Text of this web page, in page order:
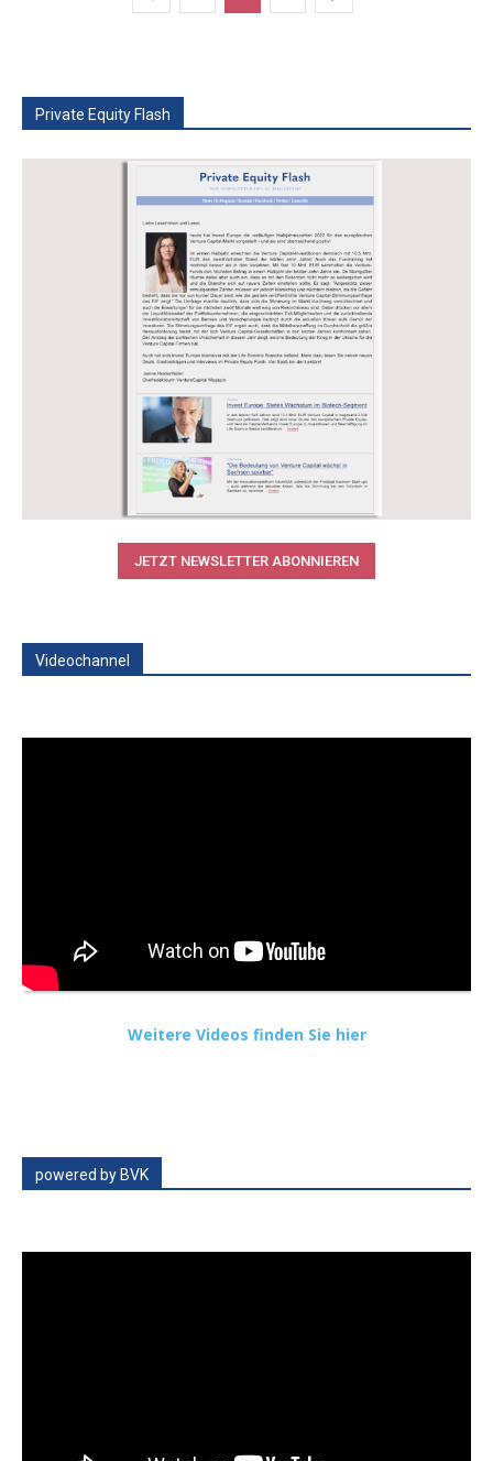
Private Equity Flash
JETZT NEWSLETTER ABONNIEREN
Videochannel
Weitere Videos finden Sie hier
powered by BVK